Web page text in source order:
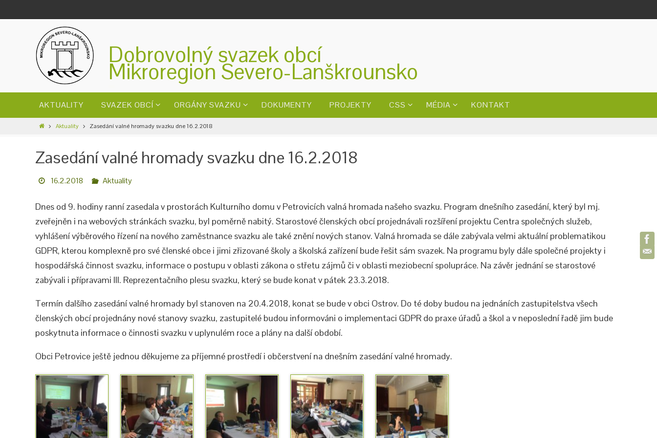
Dobrovolný svazek obcí
Mikroregion Severo-Lanškrounsko
AKTUALITY SVAZEK OBCÍ ORGÁNY SVAZKU DOKUMENTY PROJEKTY CSS MÉDIA KONTAKT
Aktuality Zasedání valné hromady svazku dne 16.2.2018
Zasedání valné hromady svazku dne 16.2.2018
16.2.2018 Aktuality
Dnes od 9. hodiny ranní zasedala v prostorách Kulturního domu v Petrovicích valná hromada našeho svazku. Program dnešního zasedání, který byl mj.
zveřejněn i na webových stránkách svazku, byl poměrně nabitý. Starostové členských obcí projednávali rozšíření projektu Centra společných služeb,
vyhlášení výběrového řízení na nového zaměstnance svazku ale také znění nových stanov. Valná hromada se dále zabývala velmi aktuální problematikou
GDPR, kterou komplexně pro své členské obce i jimi zřizované školy a školská zařízení bude řešit sám svazek. Na programu byly dále společné projekty i
hospodářská činnost svazku, informace o postupu v oblasti zákona o střetu zájmů či v oblasti meziobecní spolupráce. Na závěr jednání se starostové
zabývali i přípravami III. Reprezentačního plesu svazku, který se bude konat v pátek 23.3.2018.
Termín dalšího zasedání valné hromady byl stanoven na 20.4.2018, konat se bude v obci Ostrov. Do té doby budou na jednáních zastupitelstva všech
členských obcí projednány nové stanovy svazku, zastupitelé budou informováni o implementaci GDPR do praxe úřadů a škol a v neposlední řadě jim bude
poskytnuta informace o činnosti svazku v uplynulém roce a plány na další období.
Obci Petrovice ještě jednou děkujeme za příjemné prostředí i občerstvení na dnešním zasedání valné hromady.